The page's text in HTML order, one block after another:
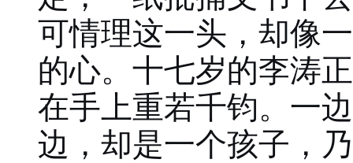
可情理这一头，却像
的心。十七岁的李涛
在手上重若千钧。一
边，却是一个孩子，